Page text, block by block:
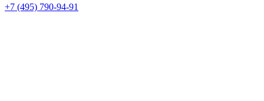
+7 (495) 790-94-91